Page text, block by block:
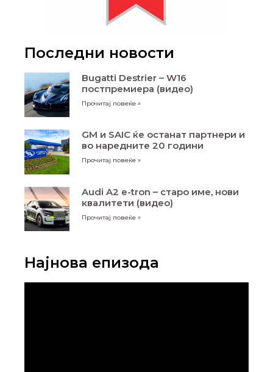
Последни новости
Bugatti Destrier – W16
постпремиера (видео)
Прочитај повеќе »
GM и SAIC ќе останат партнери и
во наредните 20 години
Прочитај повеќе »
Audi A2 e-tron – старо име, нови
квалитети (видео)
Прочитај повеќе »
Најнова епизода